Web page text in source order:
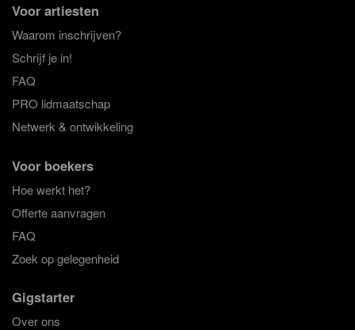
Voor artiesten
Waarom inschrijven?
Schrijf je in!
FAQ
PRO lidmaatschap
Netwerk & ontwikkeling
Voor boekers
Hoe werkt het?
Offerte aanvragen
FAQ
Zoek op gelegenheid
Gigstarter
Over ons